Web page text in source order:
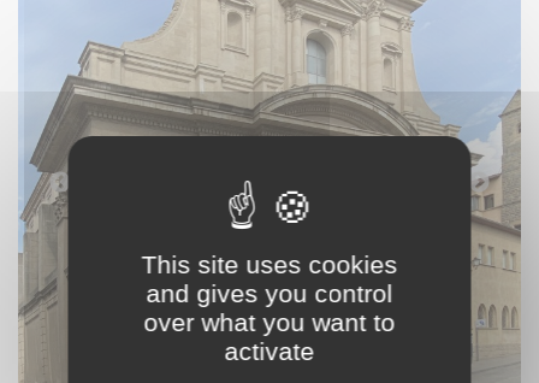
This site uses cookies
and gives you control
over what you want to
activate